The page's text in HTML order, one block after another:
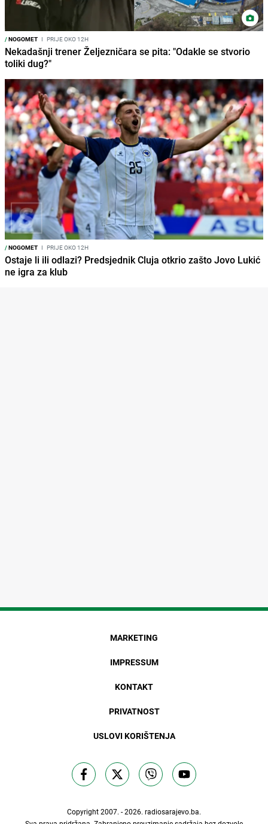
/NOGOMET I PRIJE OKO 12H
Nekadašnji trener Željezničara se pita: "Odakle se stvorio
toliki dug?"
/NOGOMET I PRIJE OKO 12H
Ostaje li ili odlazi? Predsjednik Cluja otkrio zašto Jovo Lukić
ne igra za klub
MARKETING
IMPRESSUM
KONTAKT
PRIVATNOST
USLOVI KORIŠTENJA
Copyright 2007. - 2026. radiosarajevo.ba.